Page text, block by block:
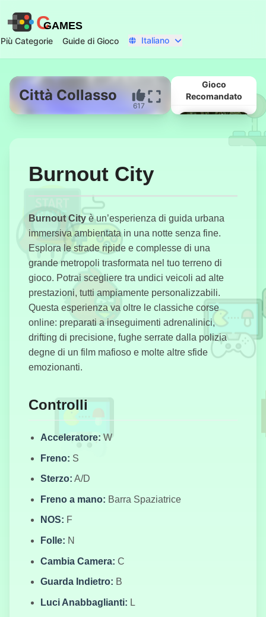
CGAMES
Più Categorie Guide di Gioco Italiano
Città Collasso
617
Gioco
Recomandato
Drift King
Madalin
Macchine
Acrobatiche
Pro
Burnout City
Burnout City è un’esperienza di guida urbana
immersiva ambientata in una notte senza fine.
Esplora le strade ripide e complesse di una
grande metropoli trasformata nel tuo terreno di
gioco. Potrai scegliere tra undici veicoli ad alte
prestazioni, tutti ampiamente personalizzabili.
Questa esperienza va oltre le classiche corse
online: preparati a inseguimenti adrenalinici,
drifting di precisione, fughe serrate dalla polizia
degne di un film mafioso e molte altre sfide
emozionanti.
Controlli
Acceleratore: W
Freno: S
Sterzo: A/D
Freno a mano: Barra Spaziatrice
NOS: F
Folle: N
Cambia Camera: C
Guarda Indietro: B
Luci Anabbaglianti: L